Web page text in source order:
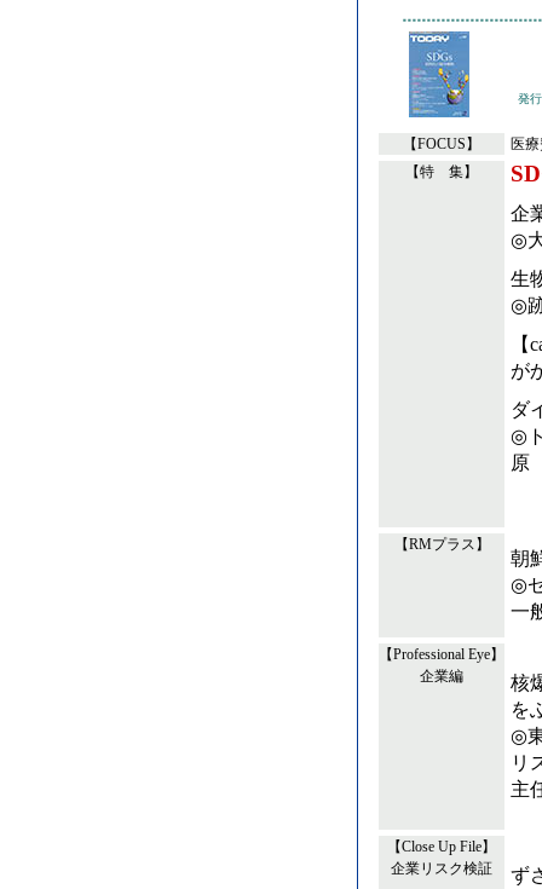
発
【FOCUS】
医
【特 集】
企
◎
生
◎
が
ダ
◎
原
【RMプラス】
朝
◎
一
【Professional Eye】
企業編
核
を
◎
リ
主
【Close Up File】
企業リスク検証
ず